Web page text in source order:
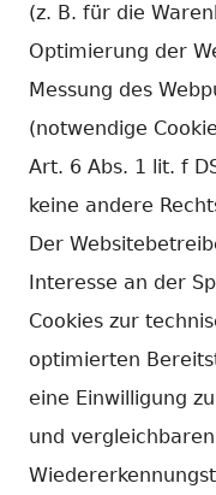
(z. B. für die
Optimierung der
Messung des
(notwendige
Art. 6 Abs. 1 lit. f
keine andere
Der
Interesse an der
Cookies zur
optimierten
eine Einwilligung
und vergleichbaren